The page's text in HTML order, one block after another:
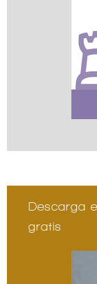
Descarga
gratis